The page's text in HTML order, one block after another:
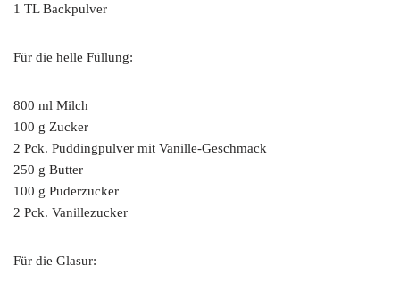
1 TL Backpulver
Für die helle Füllung:
800 ml Milch
100 g Zucker
2 Pck. Puddingpulver mit Vanille-Geschmack
250 g Butter
100 g Puderzucker
2 Pck. Vanillezucker
Für die Glasur: